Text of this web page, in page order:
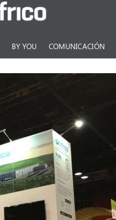
BY YOU COMUNICACIÓN